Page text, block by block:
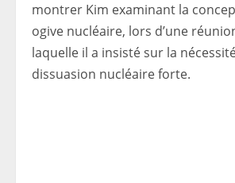
montrer Kim examinant la
ogive nucléaire, lors d’une
laquelle il a insisté sur la
dissuasion nucléaire forte.